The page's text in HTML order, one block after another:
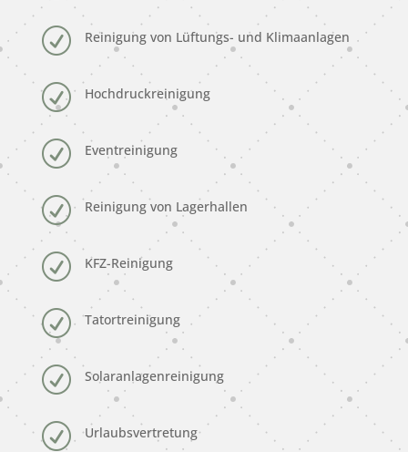
R Reinigung von Lüftungs- und Klimaanlagen
R Hochdruckreinigung
R Eventreinigung
R Reinigung von Lagerhallen
R KFZ-Reinigung
R Tatortreinigung
R Solaranlagenreinigung
R Urlaubsvertretung